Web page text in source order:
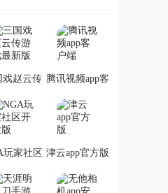
戏赵云传 腾讯视频app客
玩家社区 津云app官方版